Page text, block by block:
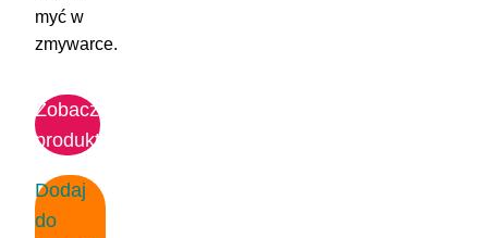
myć w
zmywarce.
Zobacz
produkt
Dodaj
do